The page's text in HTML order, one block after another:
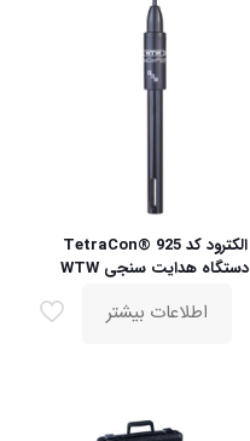
الکترود کد TetraCon® 925
دستگاه هدایت سنجی WTW
اطلاعات بیشتر